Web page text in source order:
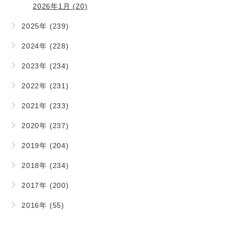
2026年1月 (20)
2025年 (239)
2024年 (228)
2023年 (234)
2022年 (231)
2021年 (233)
2020年 (237)
2019年 (204)
2018年 (234)
2017年 (200)
2016年 (55)